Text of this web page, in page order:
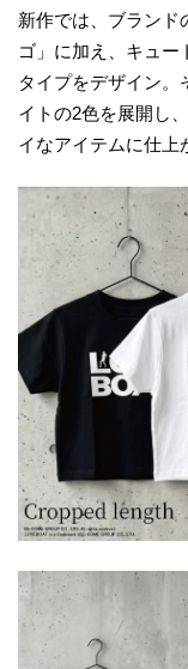
新作では、ブランド
ゴ」に加え、キュー
タイプをデザイン。
イトの2色を展開し
イなアイテムに仕上